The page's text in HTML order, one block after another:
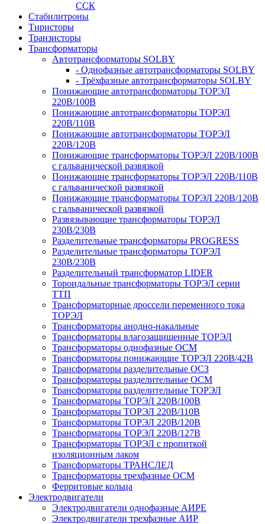
ССК
Стабилитроны
Тиристоры
Транзисторы
Трансформаторы
Автотрансформаторы SOLBY
- Однофазные автотрансформаторы SOLBY
- Трёхфазные автотрансформаторы SOLBY
Понижающие автотрансформаторы ТОРЭЛ
220В/100В
Понижающие автотрансформаторы ТОРЭЛ
220В/110В
Понижающие автотрансформаторы ТОРЭЛ
220В/120В
Понижающие трансформаторы ТОРЭЛ 220В/100В
с гальванической развязкой
Понижающие трансформаторы ТОРЭЛ 220В/110В
с гальванической развязкой
Понижающие трансформаторы ТОРЭЛ 220В/120В
с гальванической развязкой
Развязывающие трансформаторы ТОРЭЛ
230В/230В
Разделительные трансформаторы PROGRESS
Разделительные трансформаторы ТОРЭЛ
230В/230В
Разделительный трансформатор LIDER
Тороидальные трансформаторы ТОРЭЛ серии
ТТП
Трансформаторные дроссели переменного тока
ТОРЭЛ
Трансформаторы анодно-накальные
Трансформаторы влагозащищенные ТОРЭЛ
Трансформаторы однофазные ОСМ
Трансформаторы понижающие ТОРЭЛ 220В/42В
Трансформаторы разделительные ОСЗ
Трансформаторы разделительные ОСМ
Трансформаторы разделительные ТОРЭЛ
Трансформаторы ТОРЭЛ 220В/100В
Трансформаторы ТОРЭЛ 220В/110В
Трансформаторы ТОРЭЛ 220В/120В
Трансформаторы ТОРЭЛ 220В/127В
Трансформаторы ТОРЭЛ с пропиткой
изоляционным лаком
Трансформаторы ТРАНСЛЕД
Трансформаторы трехфазные ОСМ
Ферритовые кольца
Электродвигатели
Электродвигатели однофазные АИРЕ
Электродвигатели трехфазные АИР